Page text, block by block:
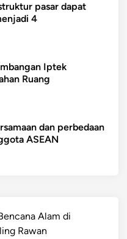
pasar dapat
4
Iptek
Ruang
dan perbedaan
ASEAN
Alam di
Rawan